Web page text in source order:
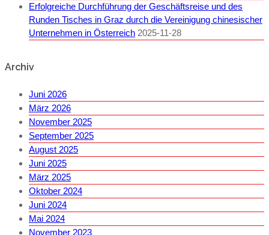
Erfolgreiche Durchführung der Geschäftsreise und des
Runden Tisches in Graz durch die Vereinigung chinesischer
Unternehmen in Österreich 2025-11-28
Archiv
Juni 2026
März 2026
November 2025
September 2025
August 2025
Juni 2025
März 2025
Oktober 2024
Juni 2024
Mai 2024
November 2023